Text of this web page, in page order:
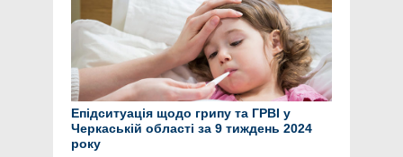
Епідситуація щодо грипу та ГРВІ у
Черкаській області за 9 тиждень 2024
року